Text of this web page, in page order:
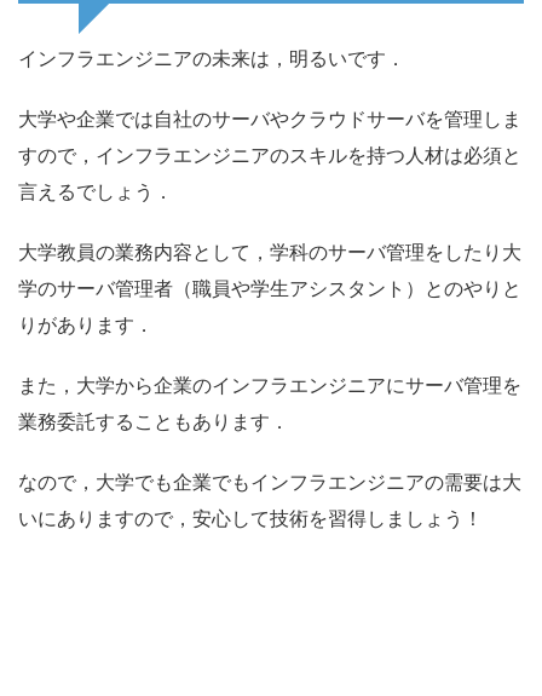
インフラエンジニアの未来は，明るいです．
大学や企業では自社のサーバやクラウドサーバを管理しま
すので，インフラエンジニアのスキルを持つ人材は必須と
言えるでしょう．
大学教員の業務内容として，学科のサーバ管理をしたり大
学のサーバ管理者（職員や学生アシスタント）とのやりと
りがあります．
また，大学から企業のインフラエンジニアにサーバ管理を
業務委託することもあります．
なので，大学でも企業でもインフラエンジニアの需要は大
いにありますので，安心して技術を習得しましょう！